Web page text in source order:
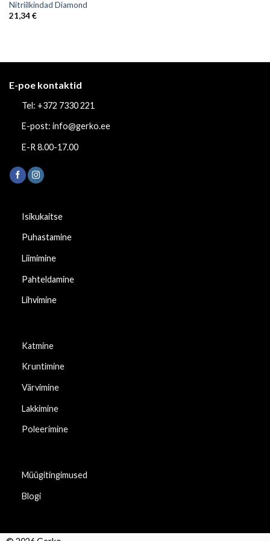
Nitriilkindad Diamond
21,34€
E-poe kontaktid
Tel: +372 7330 221
E-post: info@gerko.ee
E-R 8.00-17.00
Isikukaitse
Puhastamine
Liimimine
Pahteldamine
Lihvimine
Katmine
Kruntimine
Värvimine
Lakkimine
Poleerimine
Müügitingimused
Blogi